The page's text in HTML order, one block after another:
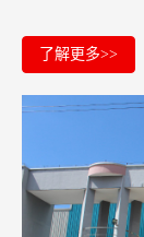
了解更多>>